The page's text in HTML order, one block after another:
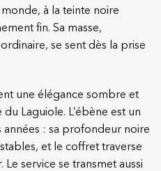
à la teinte noire
fin. Sa masse,
se sent dès la prise
une élégance sombre et
Laguiole. L’ébène est un
années : sa profondeur noire
et le coffret traverse
Le service se transmet aussi